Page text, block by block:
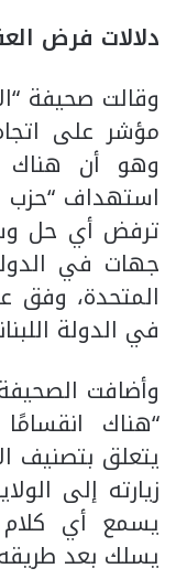
دلالات فرض
وقالت صحيفة
مؤشر على
وهو أن هناك
استهداف “حزب
ترفض أي حل
جهات في
المتحدة، وفق
في الدولة
وأضافت
“هناك
يتعلق بتصنيف
زيارته إلى
يسمع أي كلام
يسلك بعد